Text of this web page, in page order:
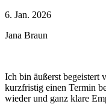
6. Jan. 2026
Jana Braun
Ich bin äußerst begeistert
kurzfristig einen Termin
wieder und ganz klare